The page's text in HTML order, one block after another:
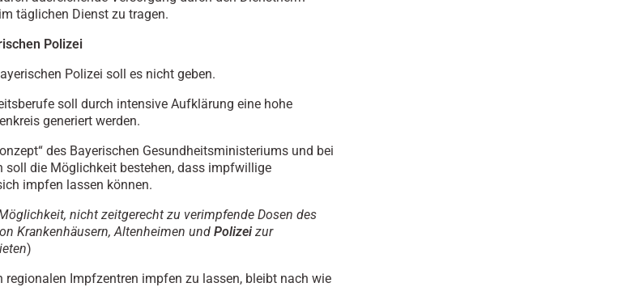
täglichen Dienst zu tragen.
Polizei
Polizei soll es nicht geben.
soll durch intensive Aufklärung eine hohe
generiert werden.
des Bayerischen Gesundheitsministeriums und bei
soll die Möglichkeit bestehen, dass impfwillige
impfen lassen können.
nicht zeitgerecht zu verimpfende Dosen des
Krankenhäusern, Altenheimen und Polizei zur
)
regionalen Impfzentren impfen zu lassen, bleibt nach wie